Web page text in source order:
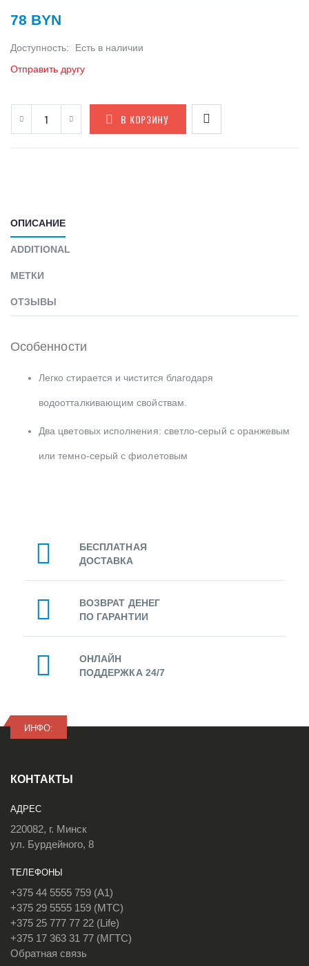
78 BYN
Доступность:
Есть в наличии
Отправить другу
В КОРЗИНУ
ОПИСАНИЕ
ADDITIONAL
МЕТКИ
ОТЗЫВЫ
Особенности
Легко стирается и чистится благодаря
водоотталкивающим свойствам.
Два цветовых исполнения: светло-серый с оранжевым
или темно-серый с фиолетовым
БЕСПЛАТНАЯ
ДОСТАВКА
ВОЗВРАТ ДЕНЕГ
ПО ГАРАНТИИ
ОНЛАЙН
ПОДДЕРЖКА 24/7
ИНФО:
КОНТАКТЫ
АДРЕС
220082, г. Минск
ул. Бурдейного, 8
ТЕЛЕФОНЫ
+375 44 5555 759 (A1)
+375 29 5555 159 (МТС)
+375 25 777 77 22 (Life)
+375 17 363 31 77 (МГТС)
Обратная связь